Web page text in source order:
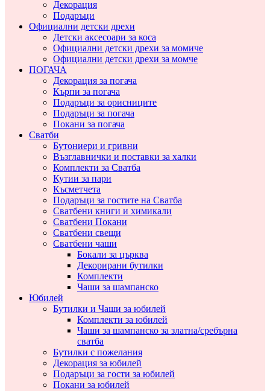
Декорация
Подаръци
Официални детски дрехи
Детски аксесоари за коса
Официални детски дрехи за момиче
Официални детски дрехи за момче
ПОГАЧА
Декорация за погача
Кърпи за погача
Подаръци за орисниците
Подаръци за погача
Покани за погача
Сватби
Бутониери и гривни
Възглавнички и поставки за халки
Комплекти за Сватба
Кутии за пари
Късметчета
Подаръци за гостите на Сватба
Сватбени книги и химикали
Сватбени Покани
Сватбени свещи
Сватбени чаши
Бокали за църква
Декорирани бутилки
Комплекти
Чаши за шампанско
Юбилей
Бутилки и Чаши за юбилей
Комплекти за юбилей
Чаши за шампанско за златна/сребърна
сватба
Бутилки с пожелания
Декорация за юбилей
Подаръци за гости за юбилей
Покани за юбилей